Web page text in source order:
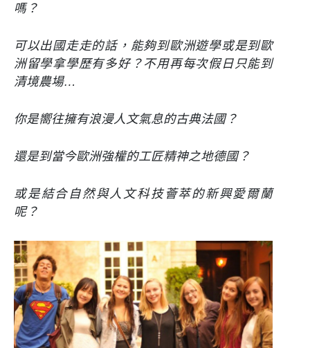
嗎？
可以出國走走的話，能夠到歐洲遊學或是到歐
洲留學拿學歷有多好？不用再每次假日只能到
清境農場…
你是嚮往擁有浪漫人文氣息的古典法國？
還是到當今歐洲強權的工匠精神之地德國？
或是結合自然與人文科技薈萃的新興愛爾蘭
呢？